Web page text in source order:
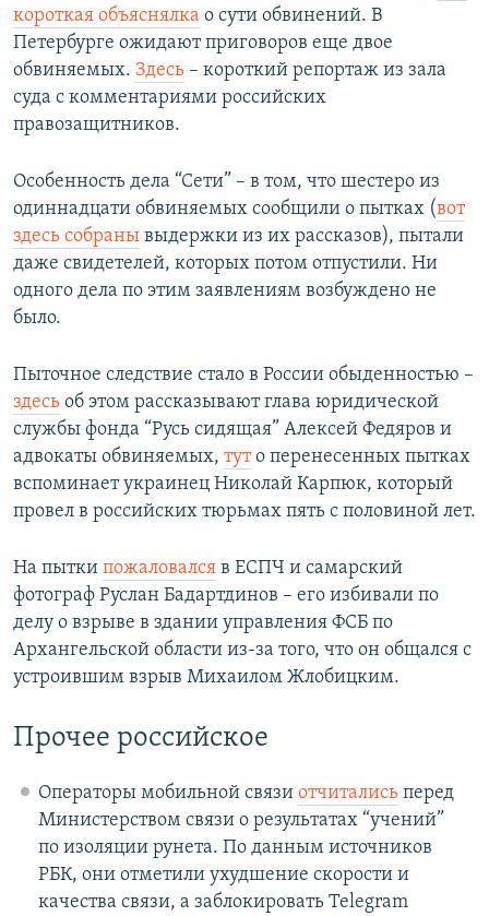
короткая объяснялка о сути обвинений. В
Петербурге ожидают приговоров еще двое
обвиняемых. Здесь – короткий репортаж из зала
суда с комментариями российских
правозащитников.
Особенность дела “Сети” – в том, что шестеро из
одиннадцати обвиняемых сообщили о пытках (вот
здесь собраны выдержки из их рассказов), пытали
даже свидетелей, которых потом отпустили. Ни
одного дела по этим заявлениям возбуждено не
было.
Пыточное следствие стало в России обыденностью –
здесь об этом рассказывают глава юридической
службы фонда “Русь сидящая” Алексей Федяров и
адвокаты обвиняемых, туто перенесенных пытках
вспоминает украинец Николай Карпюк, который
провел в российских тюрьмах пять с половиной лет.
На пытки пожаловался в ЕСПЧ и самарский
фотограф Руслан Бадартдинов – его избивали по
делу о взрыве в здании управления ФСБ по
Архангельской области из-за того, что он общался с
устроившим взрыв Михаилом Жлобицким.
Прочее российское
Операторы мобильной связи отчиталисьперед
Министерством связи о результатах “учений”
по изоляции рунета. По данным источников
РБК, они отметили ухудшение скорости и
качества связи, а заблокировать Telegram